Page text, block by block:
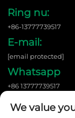
Ring nu:
+86-13777739517
E-mail:
[email protected]
Whatsapp
+86 13777739517
We value